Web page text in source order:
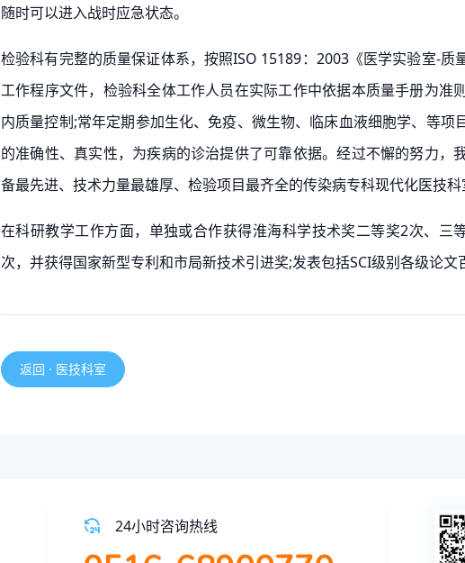
随时可以进入战时应急状态。
检验科有完整的质量保证体系，按照ISO 15189：2003《医学实验室-
工作程序文件，检验科全体工作人员在实际工作中依据本质量手册为准
内质量控制;常年定期参加生化、免疫、微生物、临床血液细胞学、等
的准确性、真实性，为疾病的诊治提供了可靠依据。经过不懈的努力，
备最先进、技术力量最雄厚、检验项目最齐全的传染病专科现代化医技科
在科研教学工作方面，单独或合作获得淮海科学技术奖二等奖2次、三
次，并获得国家新型专利和市局新技术引进奖;发表包括SCI级别各级论文
返回 · 医技科室
24小时咨询热线